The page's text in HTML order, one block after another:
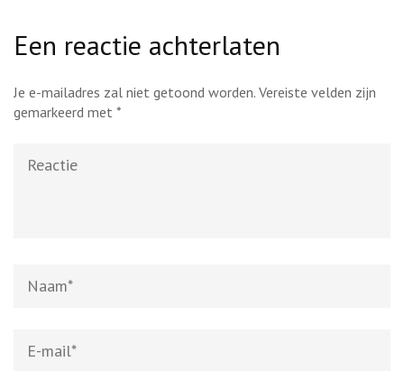
Een reactie achterlaten
Je e-mailadres zal niet getoond worden. Vereiste velden zijn
gemarkeerd met *
mail*